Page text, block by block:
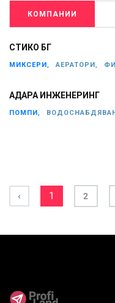
КОМПАНИИ
СТИКО БГ
МИКСЕРИ, АЕРАТОРИ,
АДАРА ИНЖЕНЕРИНГ
ПОМПИ,
‹ 1 2